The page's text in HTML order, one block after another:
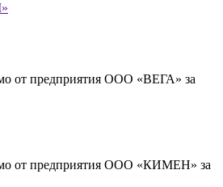
от предприятия ООО «ВЕГА» за
от предприятия ООО «КИМЕН» за